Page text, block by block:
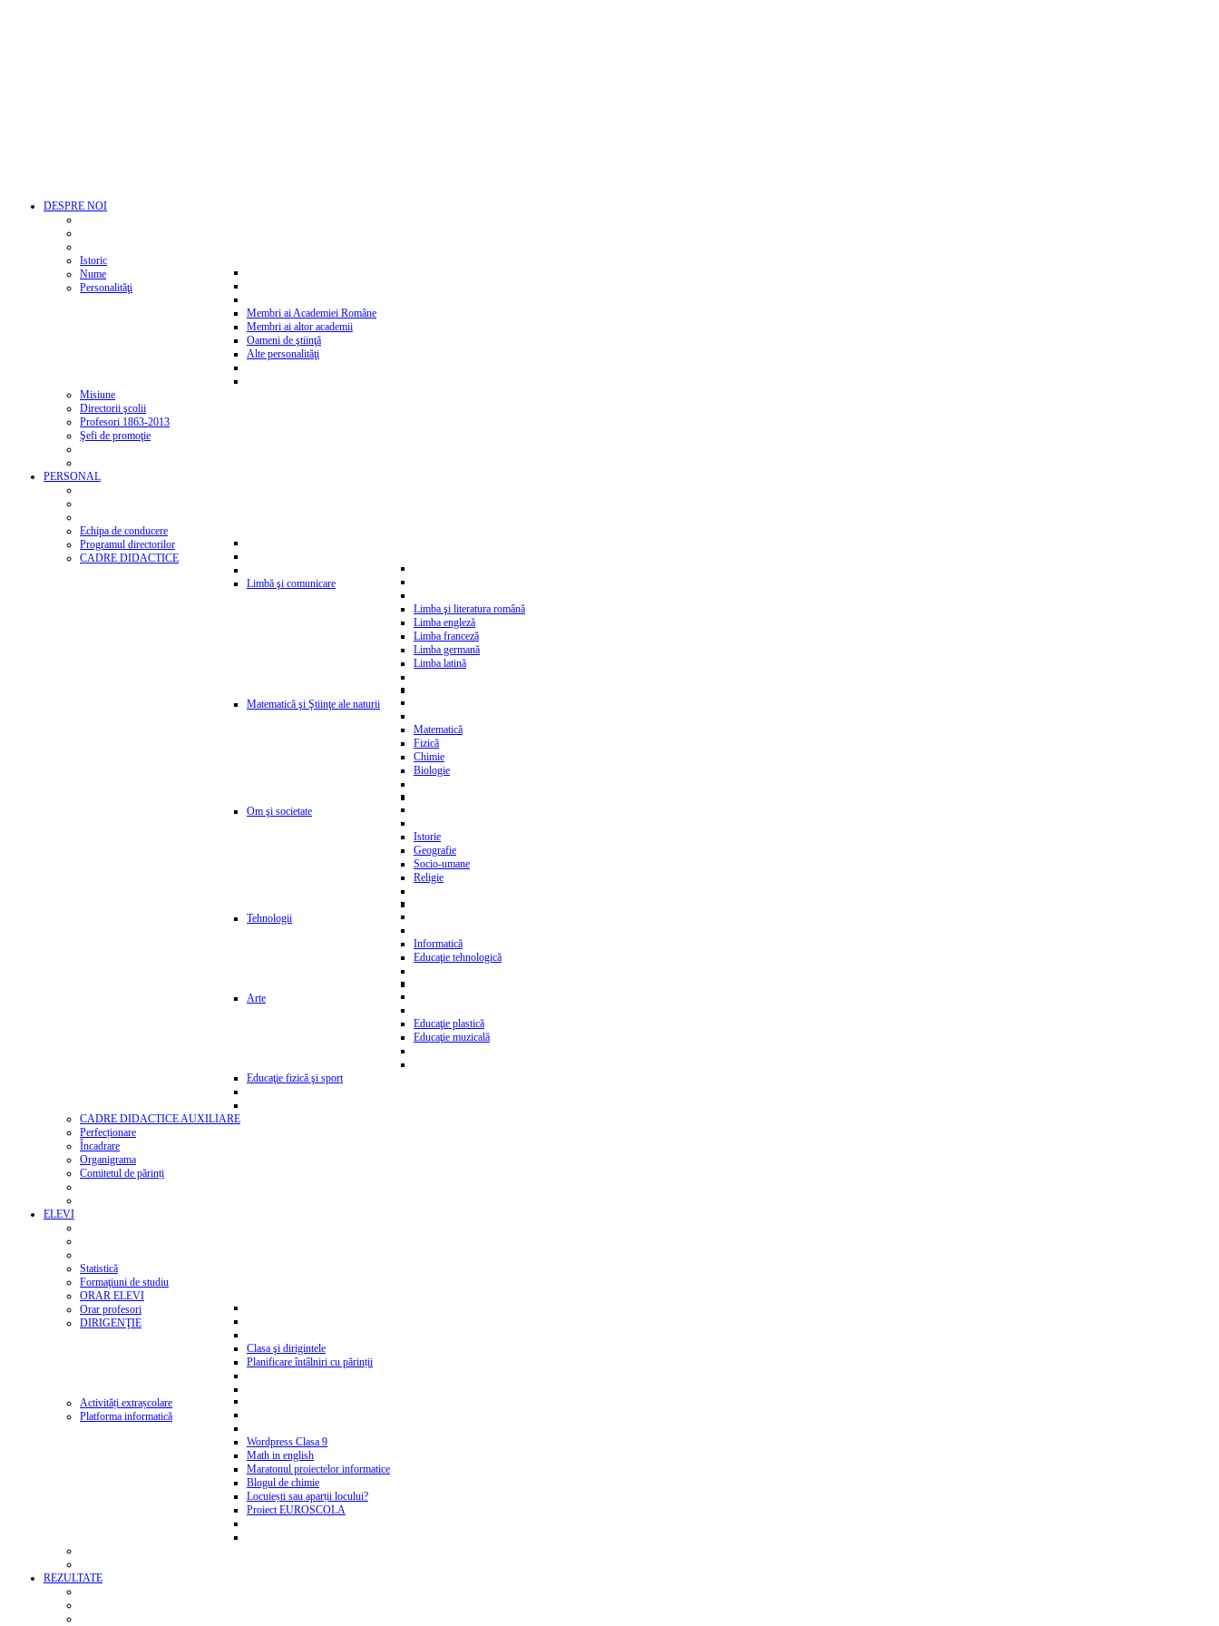
DESPRE NOI
Istoric
Nume
Personalităţi
Membri ai Academiei Române
Membri ai altor academii
Oameni de ştiinţă
Alte personalităţi
Misiune
Directorii şcolii
Profesori 1863-2013
Şefi de promoţie
PERSONAL
Echipa de conducere
Programul directorilor
CADRE DIDACTICE
Limbă şi comunicare
Limba şi literatura română
Limba engleză
Limba franceză
Limba germană
Limba latină
Matematică şi Ştiinţe ale naturii
Matematică
Fizică
Chimie
Biologie
Om şi societate
Istorie
Geografie
Socio-umane
Religie
Tehnologii
Informatică
Educaţie tehnologică
Arte
Educaţie plastică
Educaţie muzicală
Educaţie fizică şi sport
CADRE DIDACTICE AUXILIARE
Perfecționare
Încadrare
Organigrama
Comitetul de părinți
ELEVI
Statistică
Formaţiuni de studiu
ORAR ELEVI
Orar profesori
DIRIGENŢIE
Clasa şi dirigintele
Planificare întâlniri cu părinții
Activități extrașcolare
Platforma informatică
Wordpress Clasa 9
Math in english
Maratonul proiectelor informatice
Blogul de chimie
Locuiești sau aparții locului?
Proiect EUROSCOLA
REZULTATE